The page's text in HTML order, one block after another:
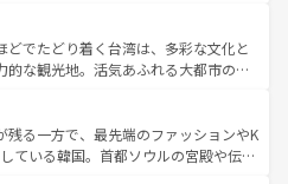
。 なお、新着のアメリカ
覧を参照してほしい。
訪れる人々を迎えてくれるハワイの
カルフードやハワイアンミュージッ
ンスなど、すべてがハワイの魅力を彩
お、新着のハワイ情報
参照してほしい。
部にそびえるウルル（エアーズロッ
美しい原生林やケアンズの熱帯雨林な
さん。また、カフェやワイン、オージ
も充実しており、サーフィンやダイ
など、アウトドア好きにはたまらな
の多彩な魅力を存分に味わいつくそ
どでたどり着く台湾は、多彩な文化と
的な観光地。活気あふれる大都市の台
帯である台湾東部など、都市の喧騒
存しており、訪れる人に新しい発見と
れる。また、奥深い台湾の食文化も魅
残る一方で、最先端のファッションやK
ている韓国。首都ソウルの宮殿や伝統